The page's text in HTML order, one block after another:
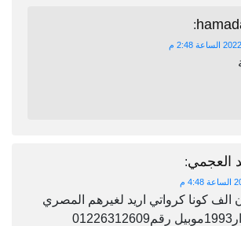
:
العجمي:
الف كونا كرواتي اريد لغيرهم المصري